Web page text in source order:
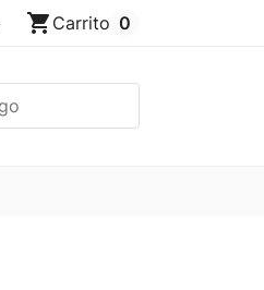
shopping_cart Carrito 0